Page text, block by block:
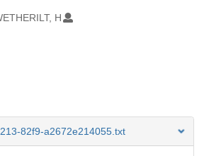
H
82f9-a2672e214055.txt